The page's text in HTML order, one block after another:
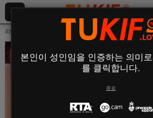
라이브 웹캠 Gracexhot
GraceXHot
본인이 성인임을 인증하는 의미
를 클릭합니다.
종료